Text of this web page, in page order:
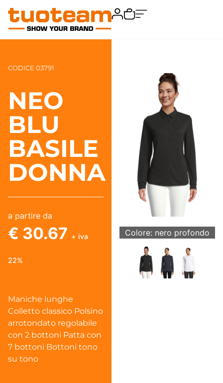
Colore: nero profondo
CODICE 03791
NEO
BLU
BASILE
DONNA
a partire da
€ 30.67 + iva
22%
Maniche lunghe
Colletto classico Polsino
arrotondato regolabile
con 2 bottoni Patta con
7 bottoni Bottoni tono
su tono